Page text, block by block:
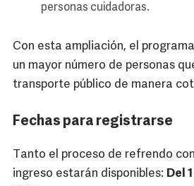
personas cuidadoras.
Con esta ampliación, el
un mayor número de personas
transporte público de manera
Fechas para registrarse
Tanto el proceso de refrendo
ingreso estarán disponibles: Del